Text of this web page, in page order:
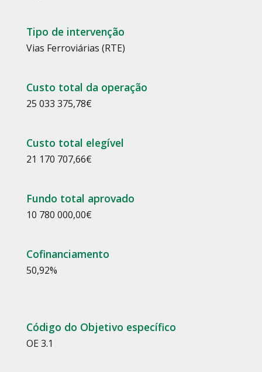
Tipo de intervenção
Vias Ferroviárias (RTE)
Custo total da operação
25 033 375,78€
Custo total elegível
21 170 707,66€
Fundo total aprovado
10 780 000,00€
Cofinanciamento
50,92%
Código do Objetivo específico
OE 3.1